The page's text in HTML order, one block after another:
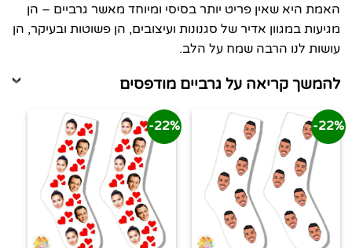
האמת היא שאין פריט יותר בסיסי ומיוחד מאשר גרביים – הן
מגיעות במגוון אדיר של סגנונות ועיצובים, הן פשוטות ובעיקר, הן
עושות לנו הרבה שמח על הלב.
להמשך קריאה על גרביים מודפסים
22%-
22%-